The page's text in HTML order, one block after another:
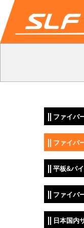
ファイバ
ファイバ
平板&パ
ファイバ
日本国内